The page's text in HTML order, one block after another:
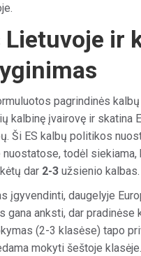
ir
pagrindinės
kalbinę įvairovę ir skatina
Ši ES kalbų politikos
todėl
dar 2-3 užsienio kalbas.
įgyvendinti, daugelyje
gana anksti, dar pradinėse
(2-3 klasėse) tapo
mokyti šeštoje klasėje.